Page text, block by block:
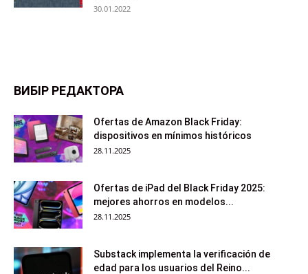
30.01.2022
ВИБІР РЕДАКТОРА
Ofertas de Amazon Black Friday:
dispositivos en mínimos históricos
28.11.2025
Ofertas de iPad del Black Friday 2025:
mejores ahorros en modelos...
28.11.2025
Substack implementa la verificación de
edad para los usuarios del Reino...